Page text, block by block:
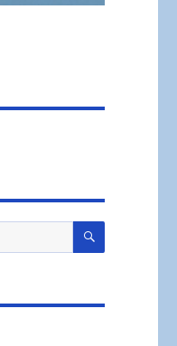
SUCHEN